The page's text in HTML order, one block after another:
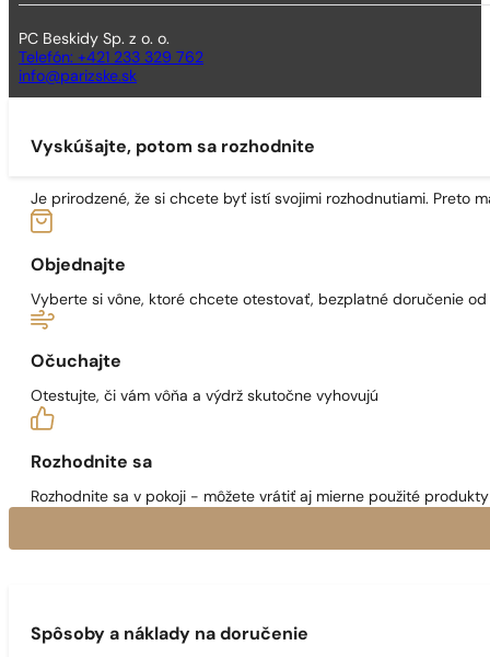
PC Beskidy Sp. z o. o.
Telefón: +421 233 329 762
info@parizske.sk
Vyskúšajte, potom sa rozhodnite
Je prirodzené, že si chcete byť istí svojimi rozhodnutiami. Preto
Objednajte
Vyberte si vône, ktoré chcete otestovať, bezplatné doručenie
Očuchajte
Otestujte, či vám vôňa a výdrž skutočne vyhovujú
Rozhodnite sa
Rozhodnite sa v pokoji - môžete vrátiť aj mierne použité
Spôsoby a náklady na doručenie